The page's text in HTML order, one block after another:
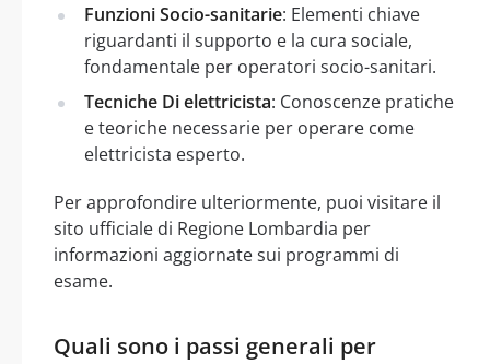
Funzioni Socio-sanitarie: Elementi chiave
riguardanti il supporto e la cura sociale,
fondamentale per operatori socio-sanitari.
Tecniche Di elettricista: Conoscenze pratiche
e teoriche necessarie per operare come
elettricista esperto.
Per approfondire ulteriormente, puoi visitare il
sito ufficiale di Regione Lombardia per
informazioni aggiornate sui programmi di
esame.
Quali sono i passi generali per